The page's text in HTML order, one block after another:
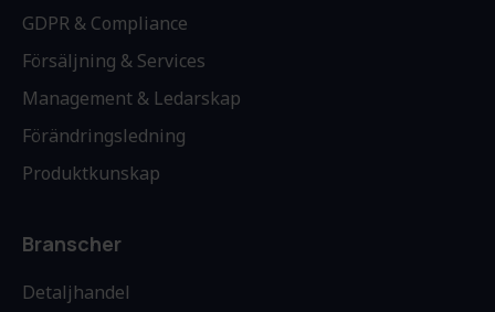
GDPR & Compliance
Försäljning & Services
Management & Ledarskap
Förändringsledning
Produktkunskap
Branscher
Detaljhandel